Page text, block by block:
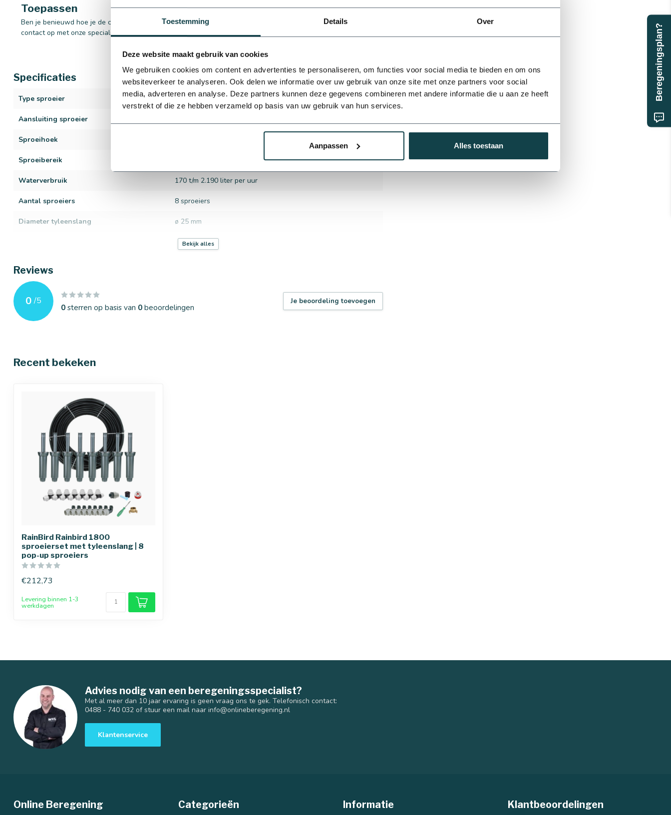
Toestemming Details Over
Deze website maakt gebruik van cookies
We gebruiken cookies om content en advertenties te personaliseren, om functies voor social media te bieden en om ons
websiteverkeer te analyseren. Ook delen we informatie over uw gebruik van onze site met onze partners voor social
media, adverteren en analyse. Deze partners kunnen deze gegevens combineren met andere informatie die u aan ze heeft
verstrekt of die ze hebben verzameld op basis van uw gebruik van hun services.
Aanpassen Alles toestaan
Toepassen
Ben je benieuwd hoe je de complete sproeiersset kan toepassen of heb je een andere vraag? Neem gerust
contact op met onze specialisten. Wij helpen je graag!
Specificaties
Type sproeier 1804-PC
Aansluiting sproeier
Sproeihoek
Sproeibereik
Waterverbruik 170 t/m 2.190 liter per uur
Aantal sproeiers 8 sproeiers
Diameter tyleenslang ø 25 mm
RainBird
Materiaal sproeier
Bekijk alles
Reviews
0 /5
0sterren op basis van 0beoordelingen
Je beoordeling toevoegen
Recent bekeken
RainBird Rainbird 1800
sproeierset met tyleenslang | 8
pop-up sproeiers
€212,73
Levering binnen 1-3
werkdagen
Advies nodig van een beregeningsspecialist?
Met al meer dan 10 jaar ervaring is geen vraag ons te gek. Telefonisch contact:
0488 - 740 032 of stuur een mail naar info@onlineberegening.nl
Klantenservice
Online Beregening Categorieën Informatie Klantbeoordelingen
Beregeningsplan?